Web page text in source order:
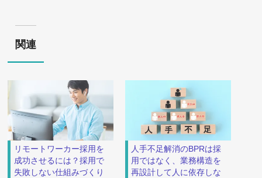
関連
リモートワーカー採用を
成功させるには？採用で
失敗しない仕組みづくり
人手不足解消のBPRは採
用ではなく、業務構造を
再設計して人に依存しな